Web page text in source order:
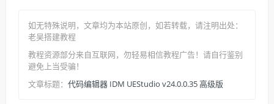
如无特殊说明，文章均为本站原创 ，如若转载，请注明出处：
老吴搭建教程
教程资源部分来自互联网，勿轻易相信教程广告！请自行鉴别
避免上当受骗！
文章标题： 代码编辑器 IDM UEStudio v24.0.0.35 高级版